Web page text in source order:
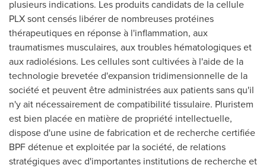
plusieurs indications. Les produits candidats de la cellule
PLX sont censés libérer de nombreuses protéines
thérapeutiques en réponse à l'inflammation, aux
traumatismes musculaires, aux troubles hématologiques et
aux radiolésions. Les cellules sont cultivées à l'aide de la
technologie brevetée d'expansion tridimensionnelle de la
société et peuvent être administrées aux patients sans qu'il
n'y ait nécessairement de compatibilité tissulaire. Pluristem
est bien placée en matière de propriété intellectuelle,
dispose d'une usine de fabrication et de recherche certifiée
BPF détenue et exploitée par la société, de relations
stratégiques avec d'importantes institutions de recherche et